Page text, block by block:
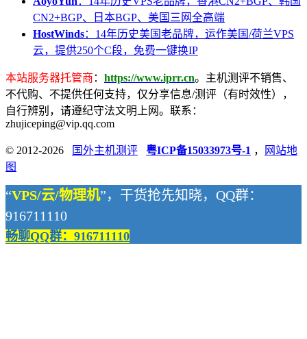
CN2+BGP、日本BGP、美国三网全高端
HostWinds：14年历史美国老品牌，运作美国/荷兰VPS
云，提供250个C段，免费一键换IP
本站服务器托管商 ： https://www.iprr.cn。主机测评不销售、
不代购、不提供任何支持，仅分享信息/测评（有时效性），
自行辨别，请遵纪守法文明上网。联系：
zhujiceping@vip.qq.com
© 2012-2026 国外主机测评 粤ICP备15033973号-1 ，
网站地
图
“VPS/云/物理机”，干货抢先知晓，QQ群：
916711110
畅聊QQ群：916711110